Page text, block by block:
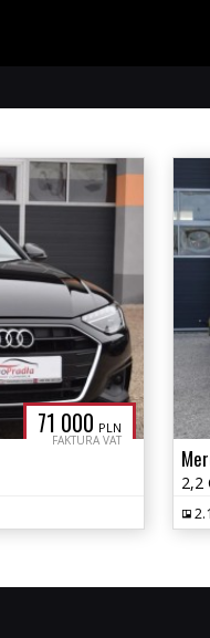
71 000 PLN
FAKTURA VAT
2.1